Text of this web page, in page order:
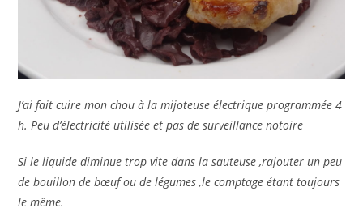
J’ai fait cuire mon chou à la mijoteuse électrique programmée 4
h. Peu d’électricité utilisée et pas de surveillance notoire
Si le liquide diminue trop vite dans la sauteuse ,rajouter un peu
de bouillon de bœuf ou de légumes ,le comptage étant toujours
le même.